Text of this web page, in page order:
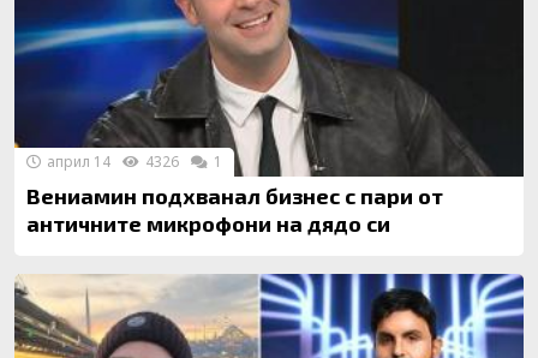
Вениамин подхванал бизнес с пари от
античните микрофони на дядо си
април 14 4326 1